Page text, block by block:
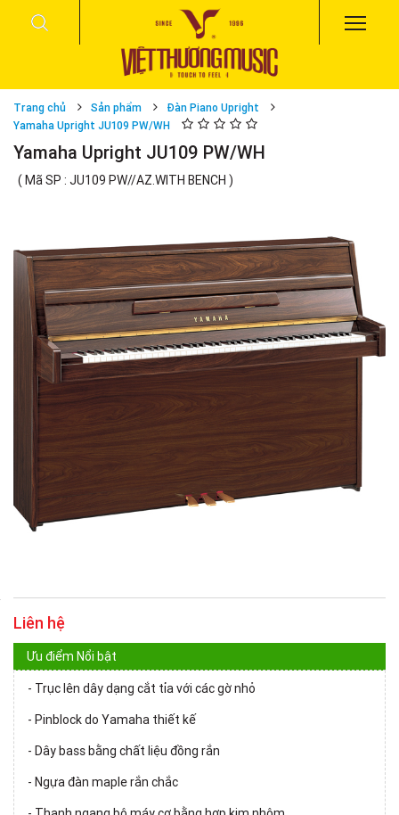
Trang chủ Sản phẩm
Đàn Piano Upright
Yamaha Upright JU109 PW/WH
Yamaha Upright JU109 PW/WH
( Mã SP : JU109 PW//AZ.WITH BENCH )
Liên hệ
Ưu điểm Nổi bật
- Trục lên dây dạng cắt tỉa với các gờ nhỏ
- Pinblock do Yamaha thiết kế
- Dây bass bằng chất liệu đồng rắn
- Ngựa đàn maple rắn chắc